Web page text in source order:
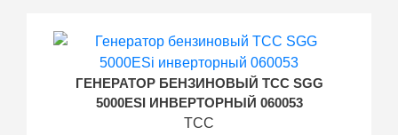
ГЕНЕРАТОР БЕНЗИНОВЫЙ ТСС SGG
5000ESI ИНВЕРТОРНЫЙ 060053
ТСС